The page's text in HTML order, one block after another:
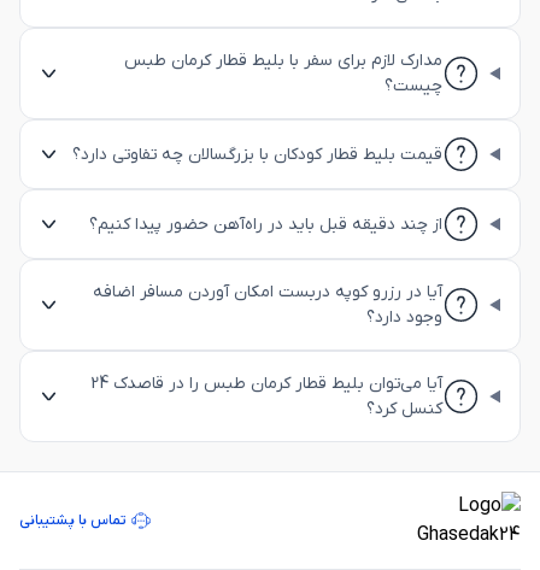
مدارک لازم برای سفر با بلیط قطار کرمان طبس
چیست؟
قیمت بلیط قطار کودکان با بزرگسالان چه تفاوتی دارد؟
از چند دقیقه قبل باید در راه‌آهن حضور پیدا کنیم؟
آیا در رزرو کوپه دربست امکان آوردن مسافر اضافه
وجود دارد؟
آیا می‌توان بلیط قطار کرمان طبس را در قاصدک 24
کنسل کرد؟
تماس با پشتیبانی